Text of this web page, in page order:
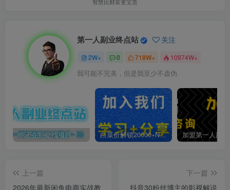
智慧比财富更宝贵
第一人副业终点站 关注
2W+ 0 718W+ 10974W+
我可能不完美，但是我至少不虚伪
你还在到处找项目？还在当韭菜？我靠卖项目一个月收入5万+，曾经我也是个失败者。 白菜价解锁20000+N个赚钱机会，加入第一人副业终点站会员，全站资源免费学习。
上一篇
2026年最新闲鱼电商实战教
下一篇
抖音30粉丝博主的影视解说